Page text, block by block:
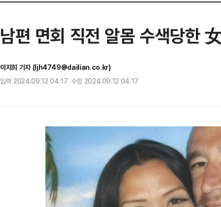
남편 면회 직전 알몸 수색당한
이지희 기자 (ljh4749@dailian.co.kr)
입력 2024.09.12 04:17 수정 2024.09.12 04:17